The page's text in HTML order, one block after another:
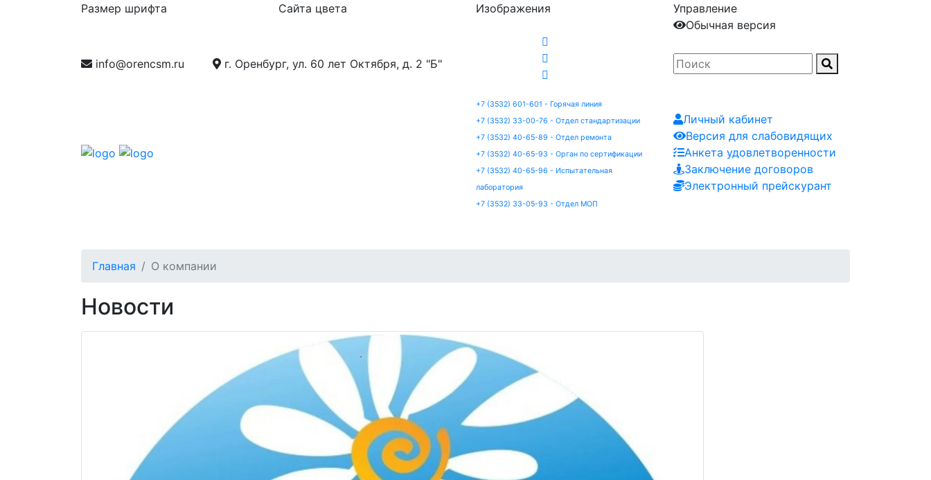
Размер шрифта Сайта цвета Изображения
Управление
Обычная версия
info@orencsm.ru г. Оренбург, ул. 60 лет Октября, д. 2 "Б"
+7 (3532) 601-601 - Горячая линия
+7 (3532) 33-00-76 - Отдел стандартизации
+7 (3532) 40-65-89 - Отдел ремонта
+7 (3532) 40-65-93 - Орган по сертификации
+7 (3532) 40-65-96 - Испытательная
лаборатория
+7 (3532) 33-05-93 - Отдел МОП
Личный кабинет
Версия для слабовидящих
Анкета удовлетворенности
Заключение договоров
Электронный прейскурант
Главная О компании
Новости